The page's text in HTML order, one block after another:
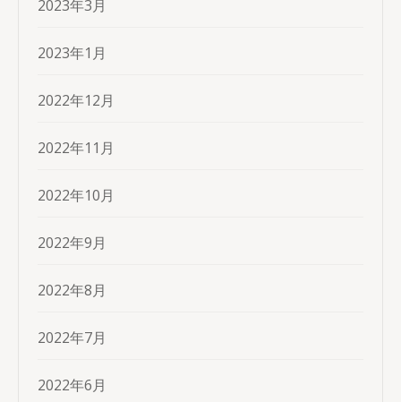
2023年3月
2023年1月
2022年12月
2022年11月
2022年10月
2022年9月
2022年8月
2022年7月
2022年6月